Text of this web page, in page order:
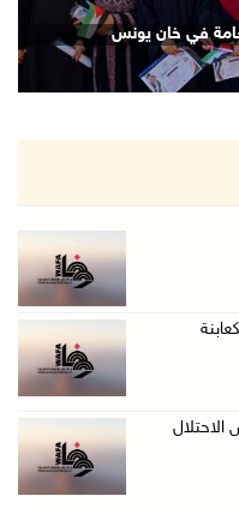
قلنديا ...
على ضرورة ت ...
ع ...
الا ...
الزفا ...
الاحتلا ...
في خان يونس